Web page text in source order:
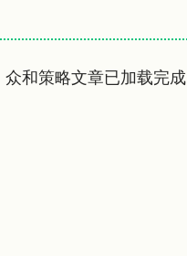
众和策略文章已加载完成